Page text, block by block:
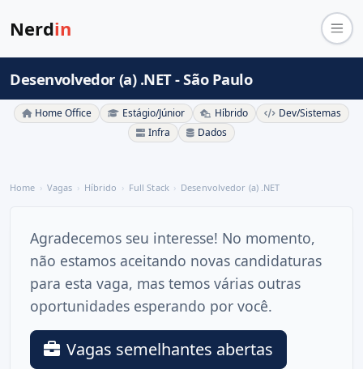
Nerdin
Desenvolvedor (a) .NET - São Paulo
Home Office Estágio/Júnior Híbrido
Dev/Sistemas
Infra
Dados
Home Vagas Híbrido Full Stack Desenvolvedor (a) .NET
Agradecemos seu interesse! No momento,
não estamos aceitando novas candidaturas
para esta vaga, mas temos várias outras
oportunidades esperando por você.
Vagas semelhantes abertas